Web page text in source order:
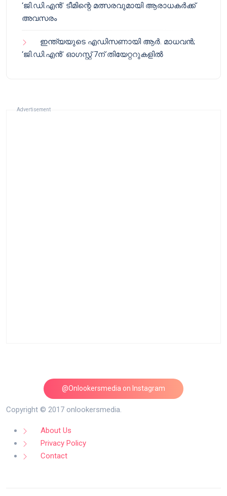
‘ജി.ഡി.എൻ’ ടീമിന്റെ മത്സരവുമായി ആരാധകർക്ക്
അവസരം
ഇന്ത്യയുടെ എഡിസണായി ആർ. മാധവൻ;
‘ജി.ഡി.എൻ’ ഓഗസ്റ്റ് 7ന് തിയേറ്ററുകളിൽ
Advertisement
@Onlookersmedia on Instagram
Follow on Instagram
Copyright © 2017 onlookersmedia.
About Us
Privacy Policy
Contact